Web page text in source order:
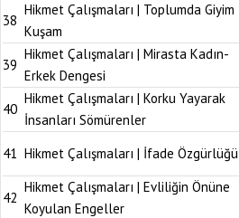
38
Hikmet Çalışmaları | Toplumda Giyim
Kuşam
39
Hikmet Çalışmaları | Mirasta Kadın-
Erkek Dengesi
40
Hikmet Çalışmaları | Korku Yayarak
İnsanları Sömürenler
41 Hikmet Çalışmaları | İfade Özgürlüğü
42
Hikmet Çalışmaları | Evliliğin Önüne
Koyulan Engeller